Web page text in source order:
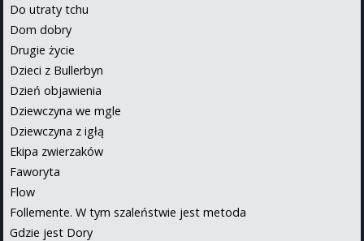
Do utraty tchu
Dom dobry
Drugie życie
Dzieci z Bullerbyn
Dzień objawienia
Dziewczyna we mgle
Dziewczyna z igłą
Ekipa zwierzaków
Faworyta
Flow
Follemente. W tym szaleństwie jest metoda
Gdzie jest Dory